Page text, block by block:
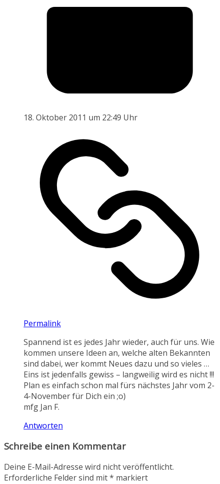
18. Oktober 2011 um 22:49 Uhr
Permalink
Spannend ist es jedes Jahr wieder, auch für uns. Wie
kommen unsere Ideen an, welche alten Bekannten
sind dabei, wer kommt Neues dazu und so vieles …
Eins ist jedenfalls gewiss – langweilig wird es nicht !!!
Plan es einfach schon mal fürs nächstes Jahr vom 2-
4-November für Dich ein ;o)
mfg Jan F.
Antworten
Schreibe einen Kommentar
Deine E-Mail-Adresse wird nicht veröffentlicht.
Erforderliche Felder sind mit* markiert